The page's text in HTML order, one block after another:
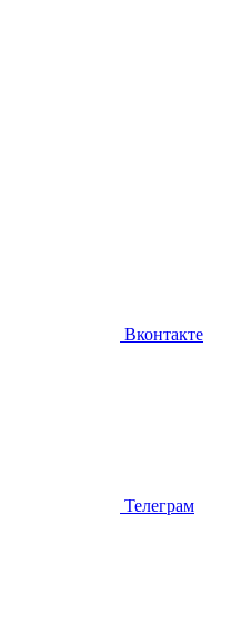
Вконтакте
Телеграм